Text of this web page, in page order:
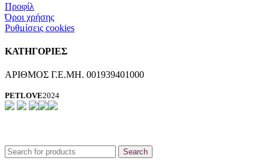
Προφίλ
Όροι χρήσης
Ρυθμίσεις cookies
ΚΑΤΗΓΟΡΙΕΣ
ΑΡΙΘΜΟΣ Γ.Ε.ΜΗ. 001939401000
PETLOVE2024
Search